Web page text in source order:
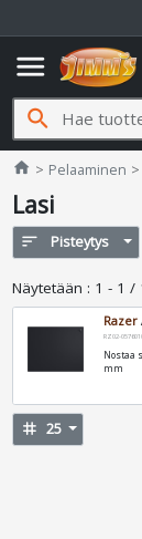
menu
search
home Jimms.fi
Pelaaminen
Lasi
sort Pisteytys
Näytetään : 1 - 1 /
Razer
RZ02-
Nostaa
mm
tag 25